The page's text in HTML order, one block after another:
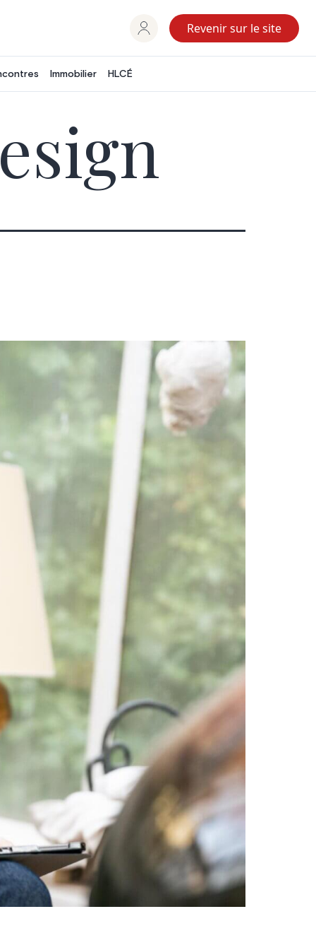
Revenir sur le site
Immobilier HLCÉ